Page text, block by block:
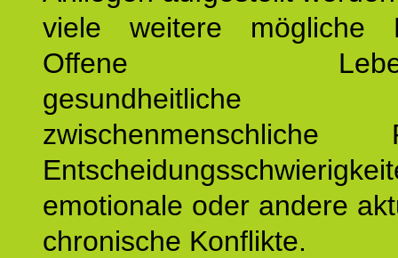
viele weitere mögliche
Offene
zwischenmenschliche
emotionale oder andere
chronische Konflikte.